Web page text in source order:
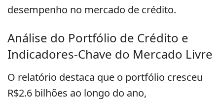
desempenho no mercado de crédito.
Análise do Portfólio de Crédito e
Indicadores-Chave do Mercado Livre
O relatório destaca que o portfólio cresceu
R$2.6 bilhões ao longo do ano,